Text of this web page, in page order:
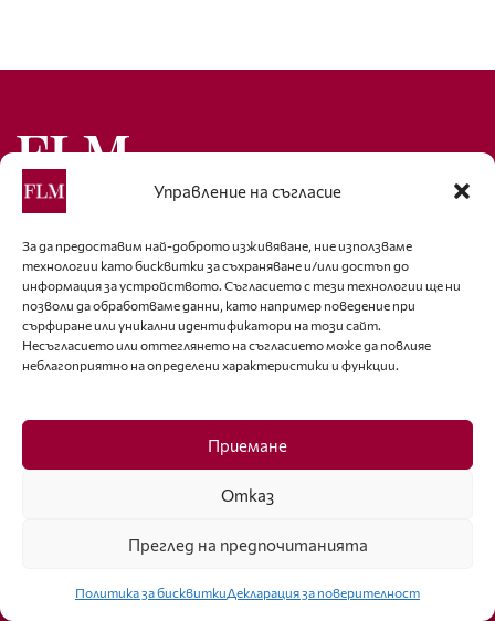
Управление на съгласие
За да предоставим най-доброто изживяване, ние използваме
технологии като бисквитки за съхраняване и/или достъп до
информация за устройството. Съгласието с тези технологии ще ни
позволи да обработваме данни, като например поведение при
сърфиране или уникални идентификатори на този сайт.
Несъгласието или оттеглянето на съгласието може да повлияе
неблагоприятно на определени характеристики и функции.
Приемане
Отказ
Преглед на предпочитанията
Политика за бисквиткиДекларация за поверителност
Подобно на компютърните фенове и волните субкултури,
които цитират думите на Маршал Маклуън “Информацията
иска да е свободна”, ние развяваме с достойнство нашето
електронно знаме с девиза “Дайте на модата свободата,
която й се полага!”.
Полезни връзки
Декларация за поверителност
Политика за бисквитки